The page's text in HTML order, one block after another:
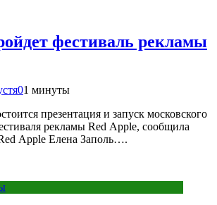
фестиваль рекламы
01 минуты
презентация и запуск московского
рекламы Red Apple, сообщила
Apple Елена Заполь….